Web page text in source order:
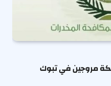
مروجين في تبوك